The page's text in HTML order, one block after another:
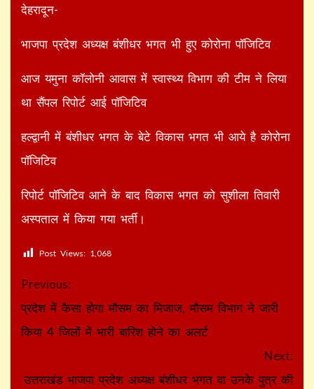
देहरादून-
भाजपा प्रदेश अध्यक्ष बंशीधर भगत भी हुए कोरोना पॉजिटिव
आज यमुना कॉलोनी आवास में स्वास्थ्य विभाग की टीम ने लिया
था सैंपल रिपोर्ट आई पॉजिटिव
हल्द्वानी में बंशीधर भगत के बेटे विकास भगत भी आये है कोरोना
पॉजिटिव
रिपोर्ट पॉजिटिव आने के बाद विकास भगत को सुशीला तिवारी
अस्पताल में किया गया भर्ती।
Post Views: 1,068
Continue
Reading
Previous:
प्रदेश में कैसा होगा मौसम का मिजाज, मौसम विभाग ने जारी
किया 4 जिलों में भारी बारिश होने का अलर्ट
Next:
उत्तराखंड भाजपा प्रदेश अध्यक्ष बंशीधर भगत वा उनके पुत्र की